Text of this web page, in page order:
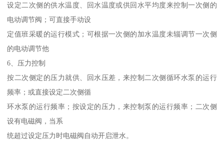
设定二次侧的供水温度、回水温度或供回水平均度来控制一次侧的
电动调节阀；可直接手动设
定值班采暖的运行模式；可根据一次侧的加水温度未辎调节一次侧
的电动调节他
6、压力控制
按二次侧定的压力就供、回水压差，来控制二次侧循环水泵的运行
频率；或直接设定二次侧循
环水泵的运行频率；按设定的压力，来控制泵的运行频率；二次侧
设有电磁阀，当系
统超过设定压力时电磁阀自动开启泄水。